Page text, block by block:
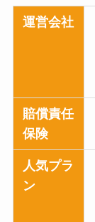
運営会社
賠償責任
保険
人気プラ
ン